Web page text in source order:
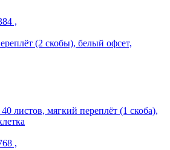
,
(2 скобы), белый офсет,
,